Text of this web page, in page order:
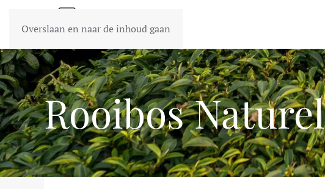
Overslaan en naar de inhoud gaan
Rooibos Naturel